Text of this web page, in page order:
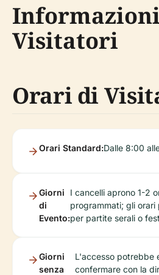
Visitatori
Orari di
Orari Standard:Dalle 8:00
Giorni
di
Evento:
I cancelli aprono 1-2
programmati; gli orari
per partite serali o
Giorni
senza
L'accesso potrebbe
confermare con la